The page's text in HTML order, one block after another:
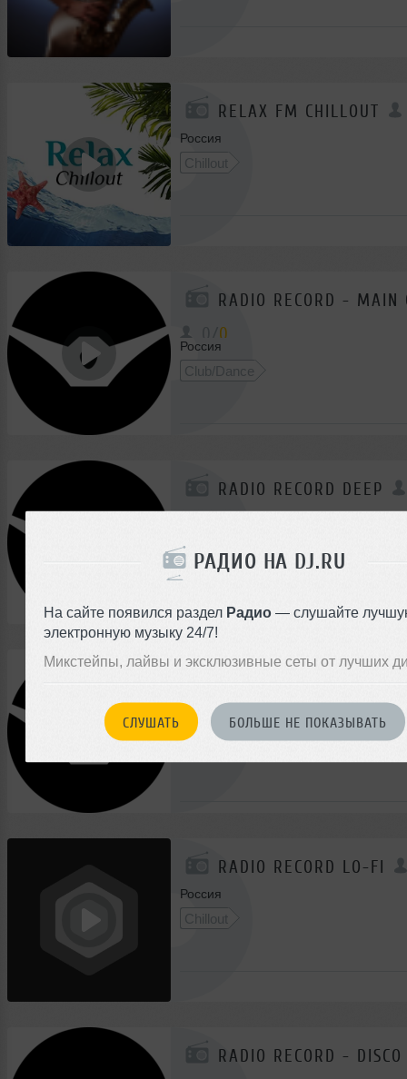
РАДИО НА DJ.RU
На сайте появился раздел Радио — слушайте
электронную музыку 24/7!
Микстейпы, лайвы и эксклюзивные сеты от лучших
СЛУШАТЬ БОЛЬШЕ НЕ ПОКАЗЫВАТЬ
RELAX FM CHILLOUT
Россия
Chillout
RADIO RECORD - MAIN
0
Россия
Club/Dance
RADIO RECORD DEEP
Россия
0/0
Россия
RADIO RECORD LO-FI
Россия
Chillout
RADIO RECORD -